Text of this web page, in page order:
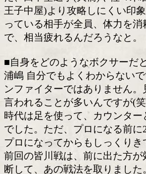
ランカーが抜けてチャン
■勝てば、ウェルター級2
浦嶋 コスパ(コストパフ
よね。1試合で2本獲れる
か。
■しかし、チャンピオンは
浦嶋 ですね。テクニック
ンになるべくしてなった
とはいえ、倒さないとい